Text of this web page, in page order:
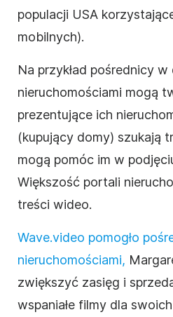
populacji USA
mobilnych).
Na przykład pośrednicy
nieruchomościami mogą
prezentujące ich
(kupujący domy) szukają
mogą pomóc im w
Większość portali
treści wideo.
Wave.video pomogło
nieruchomościami,
zwiększyć zasięg i
wspaniałe filmy dla